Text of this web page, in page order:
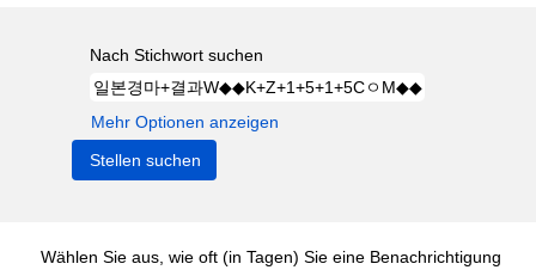
Nach Stichwort suchen
Mehr Optionen anzeigen
Wählen Sie aus, wie oft (in Tagen) Sie eine Benachrichtigung